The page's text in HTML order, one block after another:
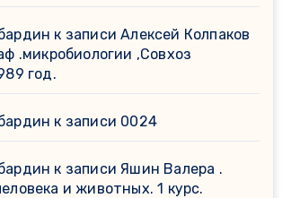
к записиАлексей Колпаков
.микробиологии ,Совхоз
год.
к записи 0024
к записи Яшин Валера .
и животных. 1 курс.